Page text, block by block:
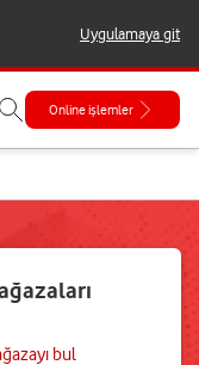
Uygulamaya git
Online işlemler
bul